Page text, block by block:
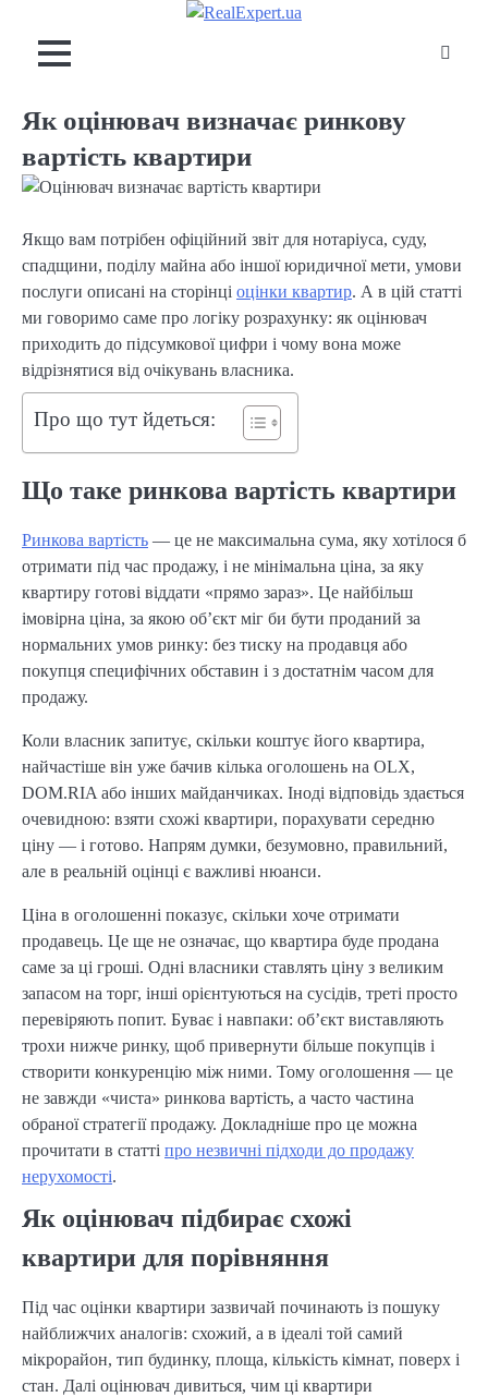
content
Як оцінювач визначає ринкову
вартість квартири
Якщо вам потрібен офіційний звіт для нотаріуса, суду,
спадщини, поділу майна або іншої юридичної мети, умови
послуги описані на сторінці оцінки квартир. А в цій статті
ми говоримо саме про логіку розрахунку: як оцінювач
приходить до підсумкової цифри і чому вона може
відрізнятися від очікувань власника.
Про що тут йдеться:
Що таке ринкова вартість квартири
Ринкова вартість — це не максимальна сума, яку хотілося б
отримати під час продажу, і не мінімальна ціна, за яку
квартиру готові віддати «прямо зараз». Це найбільш
імовірна ціна, за якою об’єкт міг би бути проданий за
нормальних умов ринку: без тиску на продавця або
покупця специфічних обставин і з достатнім часом для
продажу.
Коли власник запитує, скільки коштує його квартира,
найчастіше він уже бачив кілька оголошень на OLX,
DOM.RIA або інших майданчиках. Іноді відповідь здається
очевидною: взяти схожі квартири, порахувати середню
ціну — і готово. Напрям думки, безумовно, правильний,
але в реальній оцінці є важливі нюанси.
Ціна в оголошенні показує, скільки хоче отримати
продавець. Це ще не означає, що квартира буде продана
саме за ці гроші. Одні власники ставлять ціну з великим
запасом на торг, інші орієнтуються на сусідів, треті просто
перевіряють попит. Буває і навпаки: об’єкт виставляють
трохи нижче ринку, щоб привернути більше покупців і
створити конкуренцію між ними. Тому оголошення — це
не завжди «чиста» ринкова вартість, а часто частина
обраної стратегії продажу. Докладніше про це можна
прочитати в статті про незвичні підходи до продажу
нерухомості.
Як оцінювач підбирає схожі
квартири для порівняння
Під час оцінки квартири зазвичай починають із пошуку
найближчих аналогів: схожий, а в ідеалі той самий
мікрорайон, тип будинку, площа, кількість кімнат, поверх і
стан. Далі оцінювач дивиться, чим ці квартири